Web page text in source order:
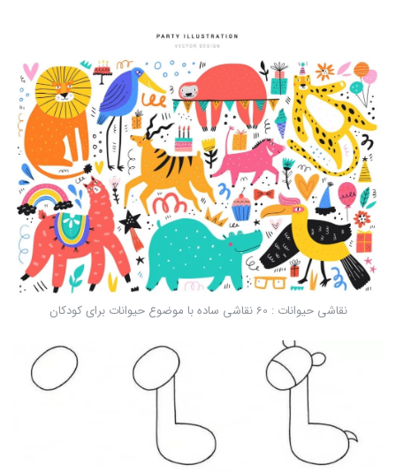
نقاشی حیوانات : 60 نقاشی ساده با موضوع حیوانات برای کودکان